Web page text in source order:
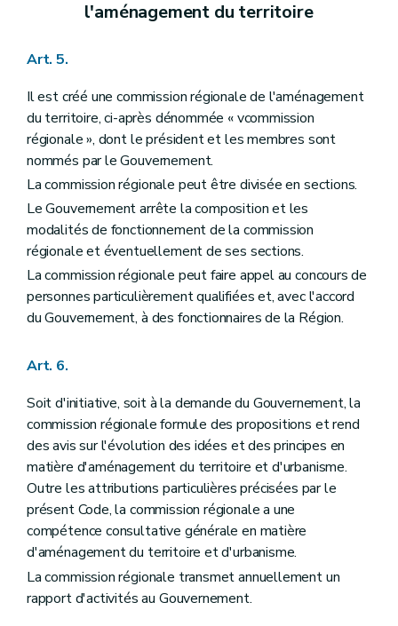
Chapitre III Des demandes de permis, des décisions et des recours
Section 2 Des dérogations
Sous-section première Des dérogations au plan de secteur
Art. 110
Art. 110bis
Art. 111
Art. 112
Sous-section 2
Des autres dérogations
Art. 113
Sous-section 3 Des dispositions communes
Art. 114
Section 3
De l'introduction et de l'instruction de la demande de permis
Art. 115
Art. 116
Section 4 De la décision du collège des bourgmestre et échevins
Art. 119
Art. 120
Art. 121
Art. 122
Art. 123
Section 7 De la dispense de la procédure d'évaluation des incidences sur l'environnement
Art. 124
Art. 125
Section 8 Des constructions groupées
Art. 126
Section 9 Des permis sollicités par une personne de droit public ou relatifs à des travaux d'utilité publique, de leur introduction et de leur instruction
Art. 127
Section 10 Des dispositions particulières au permis de lotir et au permis d'urbanisme impliquant une modification à la voirie communale
l'aménagement du territoire
Art. 5.
Il est créé une commission régionale de l'aménagement
du territoire, ci-après dénommée « vcommission
régionale », dont le président et les membres sont
nommés par le Gouvernement.
La commission régionale peut être divisée en sections.
Le Gouvernement arrête la composition et les
modalités de fonctionnement de la commission
régionale et éventuellement de ses sections.
La commission régionale peut faire appel au concours de
personnes particulièrement qualifiées et, avec l'accord
du Gouvernement, à des fonctionnaires de la Région.
Art. 6.
Soit d'initiative, soit à la demande du Gouvernement, la
commission régionale formule des propositions et rend
des avis sur l'évolution des idées et des principes en
matière d'aménagement du territoire et d'urbanisme.
Outre les attributions particulières précisées par le
présent Code, la commission régionale a une
compétence consultative générale en matière
d'aménagement du territoire et d'urbanisme.
La commission régionale transmet annuellement un
rapport d'activités au Gouvernement.